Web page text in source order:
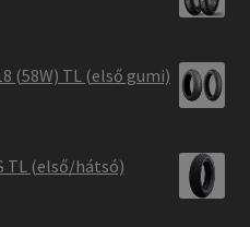
(58W) TL (első gumi)
TL (első/hátsó)